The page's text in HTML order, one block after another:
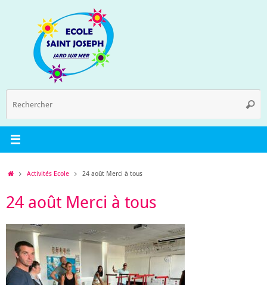
AccueilActivités Ecole 24 août Merci à tous
24 août Merci à tous